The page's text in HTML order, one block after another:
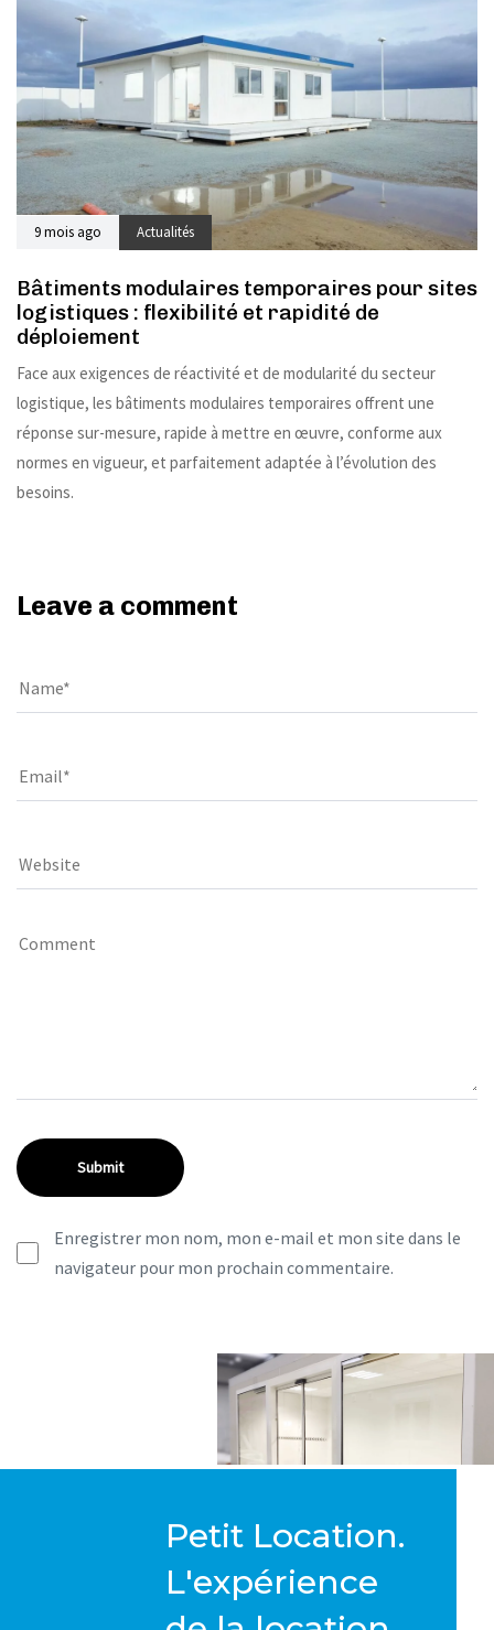
9 mois ago Actualités
Bâtiments modulaires temporaires pour sites
logistiques : flexibilité et rapidité de
déploiement
Face aux exigences de réactivité et de modularité du secteur
logistique, les bâtiments modulaires temporaires offrent une
réponse sur-mesure, rapide à mettre en œuvre, conforme aux
normes en vigueur, et parfaitement adaptée à l’évolution des
besoins.
Leave a comment
Enregistrer mon nom, mon e-mail et mon site dans le
navigateur pour mon prochain commentaire.
Petit Location.
L'expérience